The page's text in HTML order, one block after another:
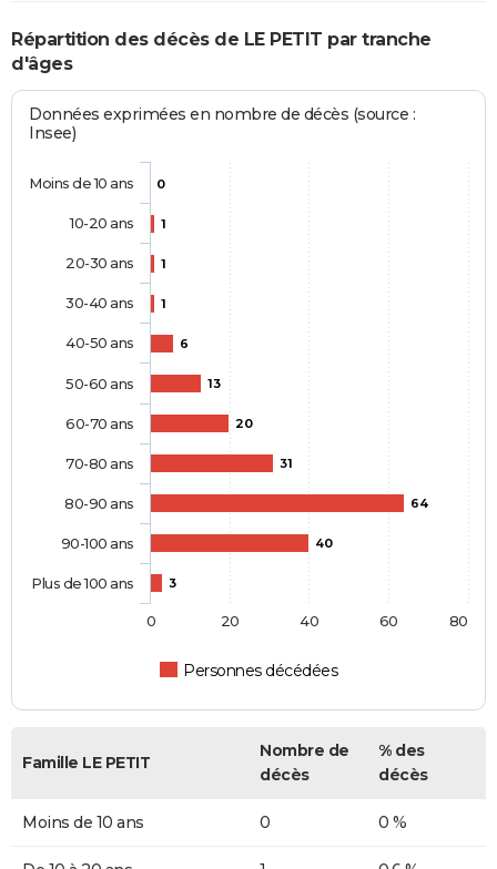
Répartition des décès de LE PETIT par tranche
d'âges
Données exprimées en nombre de décès (source :
Insee)
0
1
1
1
6
13
20
31
64
40
3
Personnes décédées
Moins de 10 ans
10-20 ans
20-30 ans
30-40 ans
40-50 ans
50-60 ans
60-70 ans
70-80 ans
80-90 ans
90-100 ans
Plus de 100 ans
0 20 40 60 80
Famille LE PETIT
Nombre de
décès
% des
décès
Moins de 10 ans 0 0 %